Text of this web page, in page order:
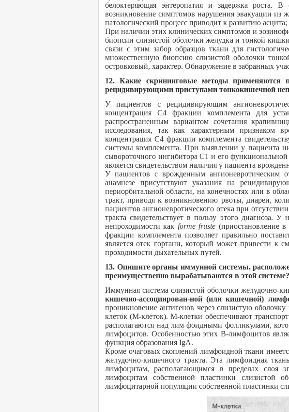
белоктеряющая энтеропатия и задержка роста.
возникновение симптомов нарушения эвакуации из
патологический процесс приводит к развитию
При наличии этих клинических симптомов и
биопсии слизистой оболочки желудка и тонкой
связи с этим забор образцов ткани для
множественную биопсию слизистой оболочки
островковый, характер. Обнаружение в забранных
12. Какие скрининговые методы применяются
рецидивирующими приступами тонкокишечной
У пациентов с рецидивирующим
концентрация С4 фракции комплемента для
распространенным вариантом сочетания
исследования, так как характерным признаком
концентрация С4 фракции комплемента
системы комплемента. При выявлении у пациента
сывороточного ингибитора С1 и его
является свидетельством наличия у пациента
У пациентов с врожденным ангионевротическим
анамнезе присутствуют указания на
периорбитальной области, на конечностях или в
тракт, приводя к возникновению рвоты, диареи,
пациентов ангионевротического отека при
тракта свидетельствует в пользу этого диагноза.
непроходимости как forme fruste (приостановление
фракции комплемента позволяет правильно
является отек гортани, который может привести к
проходимости дыхательных путей.
13. Опишите органы иммунной системы,
преимущественно вырабатываются в этой системе?
Иммунная система слизистой оболочки желудочно-
кишечно-ассоциирован-ной (или кишечной)
проникновение антигенов через слизистую
клеток (М-клеток). М-клетки обеспечивают
располагаются над лим-фоидными фолликулами,
лимфоцитов. Особенностью этих В-лимфоцитов
функция образования IgA.
Кроме очаговых скоплений лимфоидной ткани
желудочно-кишечного тракта. Эта лимфоидная
лимфоцитам, располагающимся в пределах слоя
лимфоцитам собственной пластинки слизистой
лимфоцитарной популяции собственной пластинки